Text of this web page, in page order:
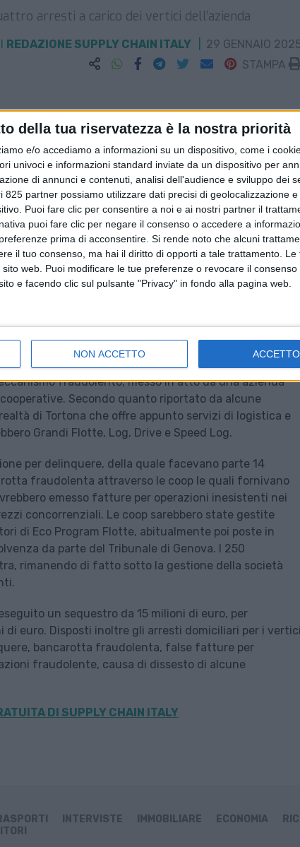
della tua riservatezza è la nostra priorità
e/o accediamo a informazioni su un dispositivo, come i
univoci e informazioni standard inviate da un dispositivo per
di annunci e contenuti, analisi dell'audience e sviluppo dei
825 partner possiamo utilizzare dati precisi di geolocalizzazione
Puoi fare clic per consentire a noi e ai nostri partner il
puoi fare clic per negare il consenso o accedere a
prima di acconsentire. Si rende noto che alcuni
il tuo consenso, ma hai il diritto di opporti a tale trattamento.
web. Puoi modificare le tue preferenze o revocare il consenso
e facendo clic sul pulsante "Privacy" in fondo alla pagina web.
NON ACCETTO ACCETTO
arresti a carico dei vertici dell’azienda
REDAZIONE SUPPLY CHAIN ITALY
29 GENNAIO 2025
STAMPA
Questo il bilancio di una operazione condotta dalla
della procura di Genova che ha interessato
fraudolento, messo in atto da una azienda
Secondo quanto riportato da alcune
di Tortona che offre appunto servizi di logistica e
Grandi Flotte, Log, Drive e Speed Log.
per delinquere, della quale facevano parte 14
fraudolenta attraverso le coop le quali fornivano
emesso fatture per operazioni inesistenti nei
concorrenziali. Le coop sarebbero state gestite
di Eco Program Flotte, abitualmente poi poste in
da parte del Tribunale di Genova. I 250
rimanendo di fatto sotto la gestione della società
un sequestro da 15 milioni di euro, per
euro. Disposti inoltre gli arresti domiciliari per i vertici
bancarotta fraudolenta, false fatture per
fraudolente, causa di dissesto di alcune
DI SUPPLY CHAIN ITALY
INTERVISTE IMMOBILIARE ECONOMIA